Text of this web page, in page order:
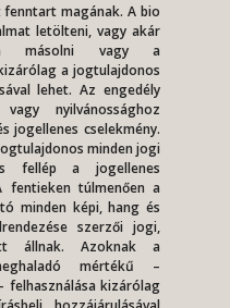
magának. A bio
letölteni, vagy akár
másolni vagy a
a jogtulajdonos
lehet. Az engedély
nyilvánossághoz
jogellenes cselekmény.
minden jogi
fellép a jogellenes
fentieken túlmenően a
minden képi, hang és
szerzői jogi,
állnak. Azoknak a
mértékű –
felhasználása kizárólag